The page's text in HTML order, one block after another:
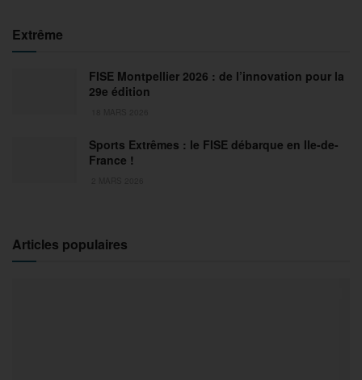
Extrême
FISE Montpellier 2026 : de l’innovation pour la
29e édition
Sports Extrêmes : le FISE débarque en Ile-de-
France !
Articles populaires